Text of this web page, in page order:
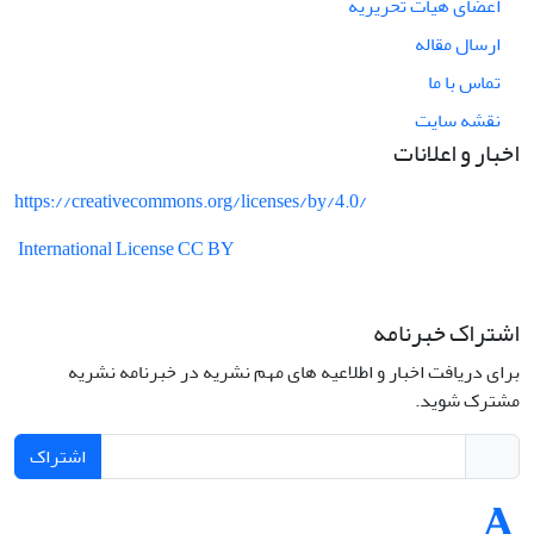
ارسال مقاله
تماس با ما
نقشه سایت
اخبار و اعلانات
https://creativecommons.org/licenses/by/4.0/
International License CC BY
اشتراک خبرنامه
برای دریافت اخبار و اطلاعیه های مهم نشریه در خبرنامه نشریه
مشترک شوید.
اشتراک